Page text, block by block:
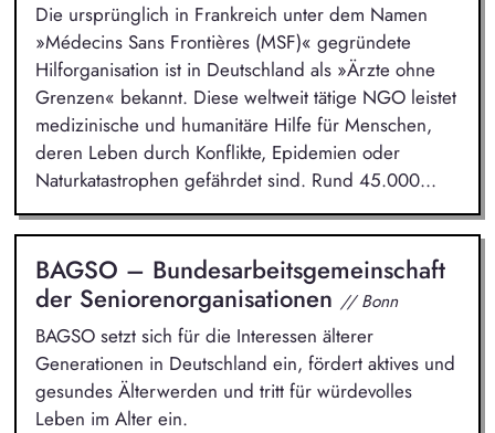
Die ursprünglich in Frankreich unter dem Namen
»Médecins Sans Frontières (MSF)« gegründete
Hilforganisation ist in Deutschland als »Ärzte ohne
Grenzen« bekannt. Diese weltweit tätige NGO leistet
medizinische und humanitäre Hilfe für Menschen,
deren Leben durch Konflikte, Epidemien oder
Naturkatastrophen gefährdet sind. Rund 45.000...
BAGSO – Bundesarbeitsgemeinschaft
der Seniorenorganisationen // Bonn
BAGSO setzt sich für die Interessen älterer
Generationen in Deutschland ein, fördert aktives und
gesundes Älterwerden und tritt für würdevolles
Leben im Alter ein.